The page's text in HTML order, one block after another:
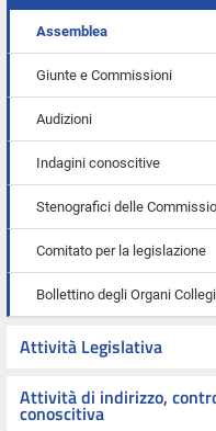
Assemblea
Giunte e Commissioni
Audizioni
Indagini conoscitive
Stenografici delle
Comitato per la legislazione
Bollettino degli Organi
Attività Legislativa
Attività di indirizzo,
conoscitiva